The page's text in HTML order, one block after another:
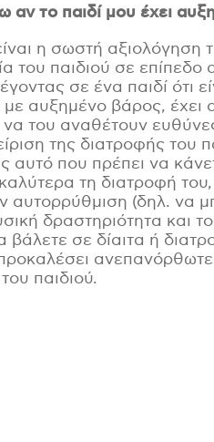
αν το παιδί μου έχει
η σωστή αξιολόγηση
του παιδιού σε
σε ένα παιδί ότι
με αυξημένο βάρος,
να του αναθέτουν
της διατροφής του
αυτό που πρέπει να
τη διατροφή
αυτορρύθμιση (δηλ. να
δραστηριότητα και
βάλετε σε δίαιτα ή
παιδιού.